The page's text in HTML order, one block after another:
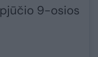
9-osios